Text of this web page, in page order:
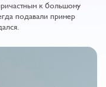
к большому
подавали пример